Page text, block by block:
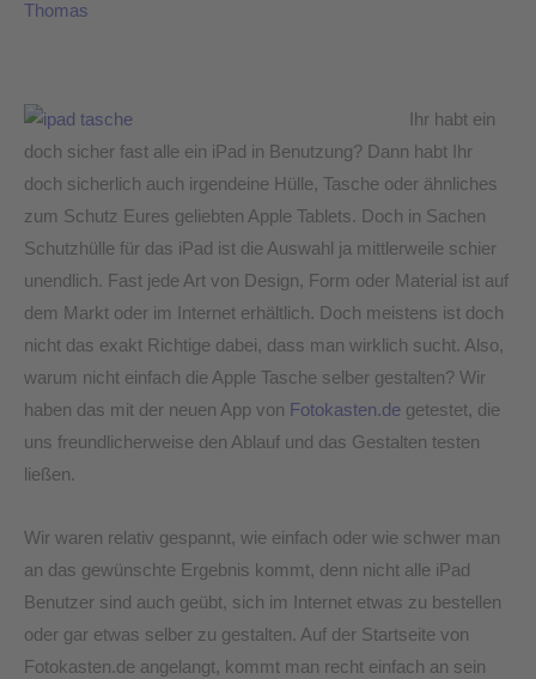
Thomas
Ihr habt ein
doch sicher fast alle ein iPad in Benutzung? Dann habt Ihr
doch sicherlich auch irgendeine Hülle, Tasche oder ähnliches
zum Schutz Eures geliebten Apple Tablets. Doch in Sachen
Schutzhülle für das iPad ist die Auswahl ja mittlerweile schier
unendlich. Fast jede Art von Design, Form oder Material ist auf
dem Markt oder im Internet erhältlich. Doch meistens ist doch
nicht das exakt Richtige dabei, dass man wirklich sucht. Also,
warum nicht einfach die Apple Tasche selber gestalten? Wir
haben das mit der neuen App von Fotokasten.de getestet, die
uns freundlicherweise den Ablauf und das Gestalten testen
ließen.
Wir waren relativ gespannt, wie einfach oder wie schwer man
an das gewünschte Ergebnis kommt, denn nicht alle iPad
Benutzer sind auch geübt, sich im Internet etwas zu bestellen
oder gar etwas selber zu gestalten. Auf der Startseite von
Fotokasten.de angelangt, kommt man recht einfach an sein